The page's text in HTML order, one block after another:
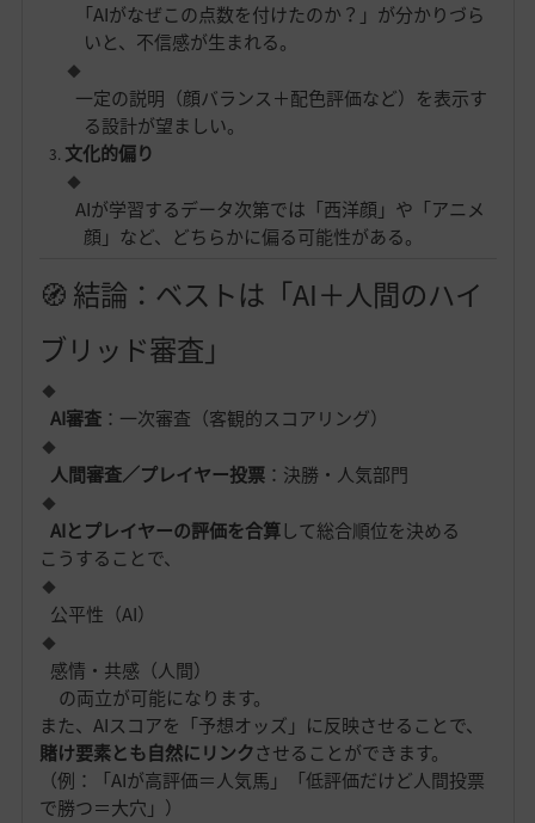
「AIがなぜこの点数を付けたのか？」が分かりづら
いと、不信感が生まれる。
一定の説明（顔バランス＋配色評価など）を表示す
る設計が望ましい。
文化的偏り
AIが学習するデータ次第では「西洋顔」や「アニメ
顔」など、どちらかに偏る可能性がある。
🧭 結論：ベストは「AI＋人間のハイ
ブリッド審査」
AI審査 ：一次審査（客観的スコアリング）
人間審査／プレイヤー投票 ：決勝・人気部門
AIとプレイヤーの評価を合算して総合順位を決める
こうすることで、
公平性（AI）
感情・共感（人間）
の両立が可能になります。
また、AIスコアを「予想オッズ」に反映させることで、
賭け要素とも自然にリンクさせることができます。
（例：「AIが高評価＝人気馬」「低評価だけど人間投票
で勝つ＝大穴」）